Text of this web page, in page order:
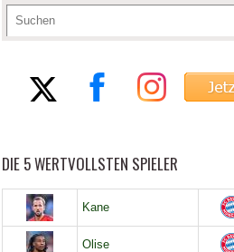
DIE 5 WERTVOLLSTEN SPIELER
Kane
Olise